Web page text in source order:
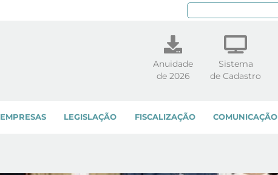
EMPRESAS LEGISLAÇÃO FISCALIZAÇÃO COMUNICAÇÃO
Anuidade
de 2026
Sistema
de Cadastro